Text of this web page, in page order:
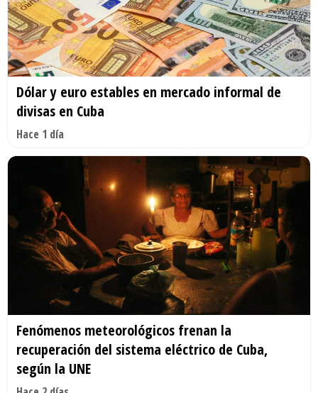
Dólar y euro estables en mercado informal de
divisas en Cuba
Hace 1 día
Fenómenos meteorológicos frenan la
recuperación del sistema eléctrico de Cuba,
según la UNE